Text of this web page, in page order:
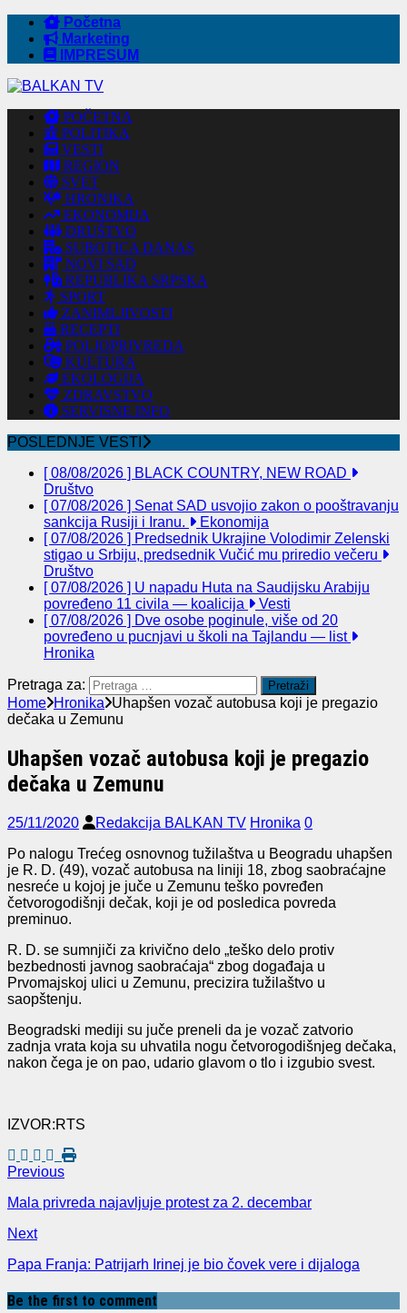
Početna
Marketing
IMPRESUM
POČETNA
POLITIKA
VESTI
REGION
SVET
HRONIKA
EKONOMIJA
DRUŠTVO
SUBOTICA DANAS
NOVI SAD
REPUBLIKA SRPSKA
SPORT
ZANIMLJIVOSTI
RECEPTI
POLJOPRIVREDA
KULTURA
EKOLOGIJA
ZDRAVSTVO
SERVISNE INFO
POSLEDNJE VESTI
[ 08/08/2026 ] BLACK COUNTRY, NEW ROAD
Društvo
[ 07/08/2026 ] Senat SAD usvojio zakon o pooštravanju
sankcija Rusiji i Iranu.
Ekonomija
[ 07/08/2026 ] Predsednik Ukrajine Volodimir Zelenski
stigao u Srbiju, predsednik Vučić mu priredio večeru
Društvo
[ 07/08/2026 ] U napadu Huta na Saudijsku Arabiju
povređeno 11 civila — koalicija
Vesti
[ 07/08/2026 ] Dve osobe poginule, više od 20
povređeno u pucnjavi u školi na Tajlandu — list
Hronika
Pretraga za:
Home Hronika Uhapšen vozač autobusa koji je pregazio
dečaka u Zemunu
Uhapšen vozač autobusa koji je pregazio
dečaka u Zemunu
25/11/2020 Redakcija BALKAN TV Hronika 0
Po nalogu Trećeg osnovnog tužilaštva u Beogradu uhapšen
je R. D. (49), vozač autobusa na liniji 18, zbog saobraćajne
nesreće u kojoj je juče u Zemunu teško povređen
četvorogodišnji dečak, koji je od posledica povreda
preminuo.
R. D. se sumnjiči za krivično delo „teško delo protiv
bezbednosti javnog saobraćaja“ zbog događaja u
Prvomajskoj ulici u Zemunu, precizira tužilaštvo u
saopštenju.
Beogradski mediji su juče preneli da je vozač zatvorio
zadnja vrata koja su uhvatila nogu četvorogodišnjeg dečaka,
nakon čega je on pao, udario glavom o tlo i izgubio svest.
IZVOR:RTS
Previous
Mala privreda najavljuje protest za 2. decembar
Next
Papa Franja: Patrijarh Irinej je bio čovek vere i dijaloga
Be the first to comment